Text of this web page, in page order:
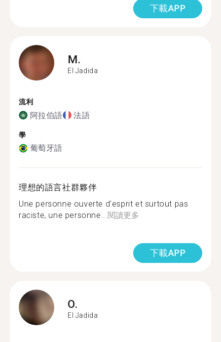
下載APP
M.
El Jadida
流利
阿拉伯語 法語
學
葡萄牙語
理想的語言社群夥伴
Une personne ouverte d'esprit et surtout pas
raciste, une personne...閱讀更多
下載APP
O.
El Jadida